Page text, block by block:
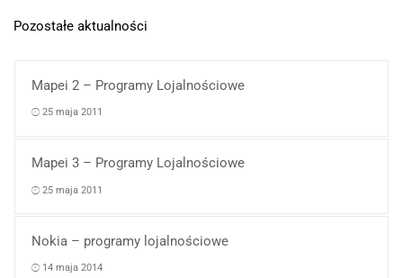
Pozostałe aktualności
Mapei 2 – Programy Lojalnościowe
25 maja 2011
Mapei 3 – Programy Lojalnościowe
25 maja 2011
Nokia – programy lojalnościowe
14 maja 2014